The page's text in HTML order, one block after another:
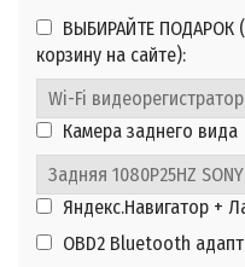
ВЫБИРАЙТЕ ПОДАРОК
корзину на сайте):
Камера заднего вида
Яндекс.Навигатор +
OBD2 Bluetooth